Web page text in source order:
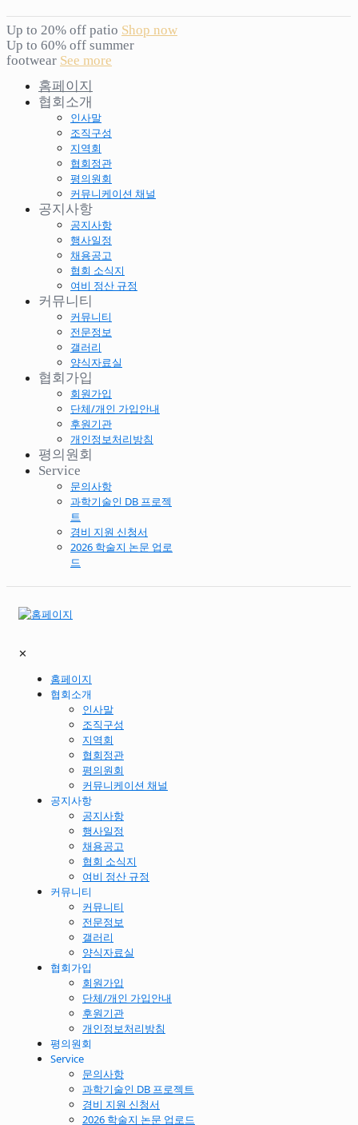
Up to 20% off patio Shop now
Up to 60% off summer
footwear See more
홈페이지
협회소개
인사말
조직구성
지역회
협회정관
평의원회
커뮤니케이션 채널
공지사항
공지사항
행사일정
채용공고
협회 소식지
여비 정산 규정
커뮤니티
커뮤니티
전문정보
갤러리
양식자료실
협회가입
회원가입
단체/개인 가입안내
후원기관
개인정보처리방침
평의원회
Service
문의사항
과학기술인 DB 프로젝
트
경비 지원 신청서
2026 학술지 논문 업로
드
✕
홈페이지
협회소개
인사말
조직구성
지역회
협회정관
평의원회
커뮤니케이션 채널
공지사항
공지사항
행사일정
채용공고
협회 소식지
여비 정산 규정
커뮤니티
커뮤니티
전문정보
갤러리
양식자료실
협회가입
회원가입
단체/개인 가입안내
후원기관
개인정보처리방침
평의원회
Service
문의사항
과학기술인 DB 프로젝트
경비 지원 신청서
2026 학술지 논문 업로드